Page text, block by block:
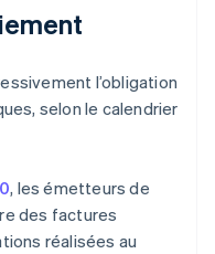
l’obligation
selon le calendrier
, les émetteurs de
des factures
réalisées au